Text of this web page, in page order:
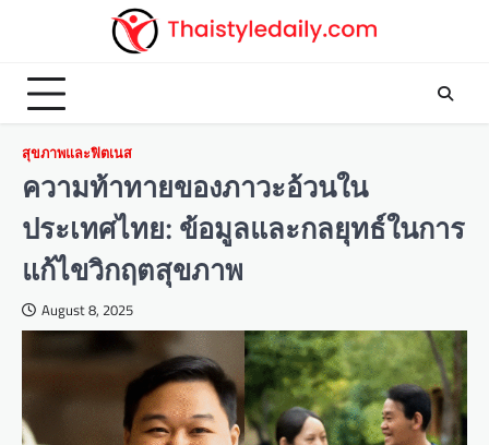
สุขภาพและฟิตเนส
ความท้าทายของภาวะอ้วนใน
ประเทศไทย: ข้อมูลและกลยุทธ์ในการ
แก้ไขวิกฤตสุขภาพ
August 8, 2025